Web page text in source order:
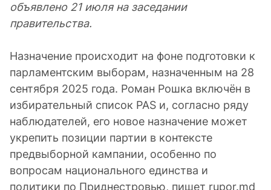
объявлено 21 июля на заседании
правительства.
Назначение происходит на фоне подготовки к
парламентским выборам, назначенным на 28
сентября 2025 года. Роман Рошка включён в
избирательный список PAS и, согласно ряду
наблюдателей, его новое назначение может
укрепить позиции партии в контексте
предвыборной кампании, особенно по
вопросам национального единства и
политики по Приднестровью, пишет rupor.md